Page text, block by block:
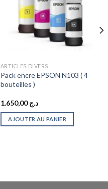
ARTICLES DIVERS
Pack encre EPSON N103 ( 4
bouteilles )
د.ج1.650,00
AJOUTER AU PANIER